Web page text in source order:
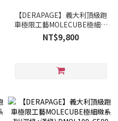
【DERAPAGE】義大利頂級跑
車極限工藝MOLECUBE極細緻
系列(黑+紅) DMOL106-C521
NT$9,800